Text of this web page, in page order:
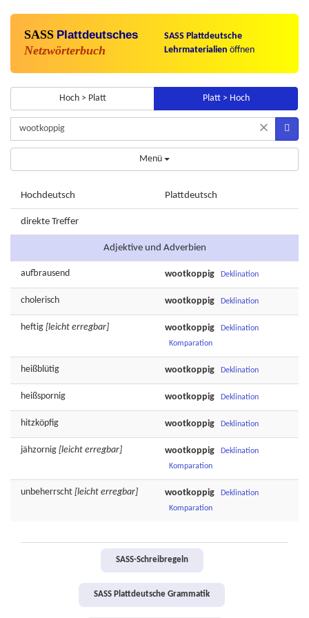
SASS Plattdeutsches
Netzwörterbuch
SASS Plattdeutsche
Lehrmaterialien öffnen
Hoch > Platt Platt > Hoch
×
Menü
Hochdeutsch Plattdeutsch
direkte Treffer
Adjektive und Adverbien
aufbrausend wootkoppig Deklination
cholerisch wootkoppig Deklination
heftig [leicht erregbar] wootkoppig
Deklination
Komparation
heißblütig wootkoppig Deklination
heißspornig wootkoppig Deklination
hitzköpfig wootkoppig Deklination
jähzornig [leicht erregbar] wootkoppig
Deklination
Komparation
unbeherrscht [leicht erregbar] wootkoppig
Deklination
Komparation
SASS-Schreibregeln
SASS Plattdeutsche Grammatik